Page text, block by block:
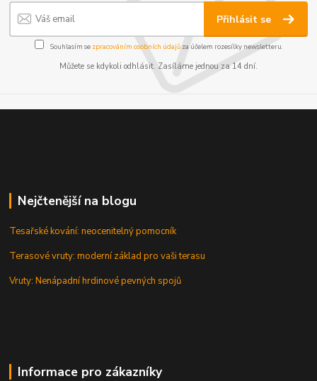
Přihlásit se
Souhlasím se zpracováním osobních údajůza účelem rozesílky newsletteru.
Můžete se kdykoli odhlásit. Zasíláme jednou za 14 dní.
Nejčtenější na blogu
Tesařské kování: neocenitelný pomocník
Terasové vruty: moderní základ pro vaši terasu
Vruty: Nenápadní hrdinové pevných spojů
Informace pro zákazníky